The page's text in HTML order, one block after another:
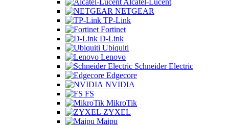
Alcatel-Lucent
NETGEAR
TP-Link
Fortinet
D-Link
Ubiquiti
Lenovo
Schneider Electric
Edgecore
NVIDIA
FS
MikroTik
ZYXEL
Maipu